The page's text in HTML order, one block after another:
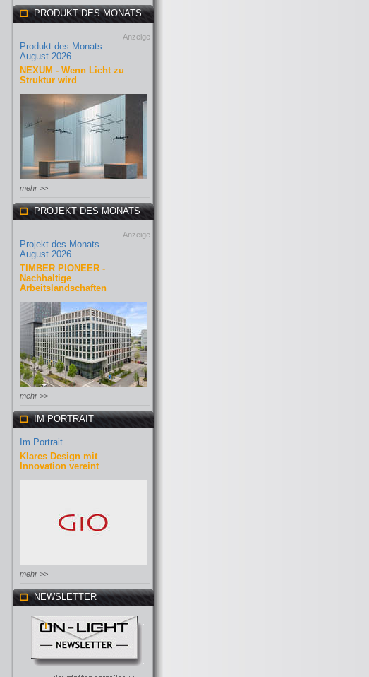
PRODUKT DES MONATS
Anzeige
Produkt des Monats
August 2026
NEXUM - Wenn Licht zu
Struktur wird
mehr >>
PROJEKT DES MONATS
Anzeige
Projekt des Monats
August 2026
TIMBER PIONEER -
Nachhaltige
Arbeitslandschaften
mehr >>
IM PORTRAIT
Im Portrait
Klares Design mit
Innovation vereint
mehr >>
NEWSLETTER